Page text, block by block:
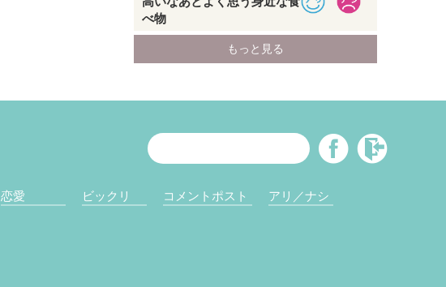
恋愛 ビックリ コメントポスト アリ／ナシ